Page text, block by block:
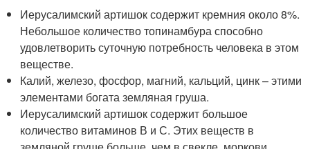
Иерусалимский артишок содержит кремния около 8%.
Небольшое количество топинамбура способно
удовлетворить суточную потребность человека в этом
веществе.
Калий, железо, фосфор, магний, кальций, цинк – этими
элементами богата земляная груша.
Иерусалимский артишок содержит большое
количество витаминов В и С. Этих веществ в